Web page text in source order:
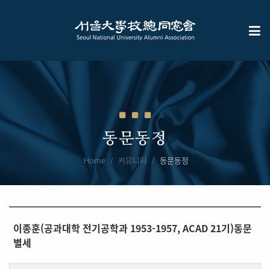
동문동정
Home 커뮤니티 동문동정
이종훈(공과대학 전기공학과 1953-1957, ACAD 21기)동문
별세